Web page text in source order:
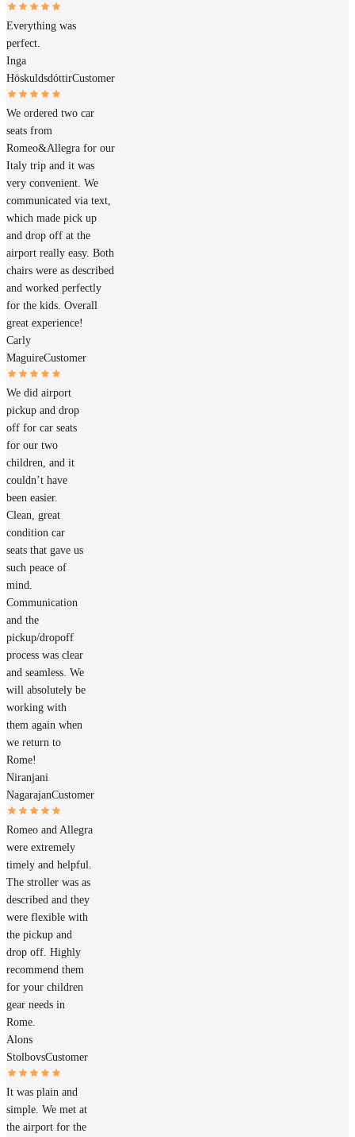
Everything was
perfect.
Inga
HöskuldsdóttirCustomer
We ordered two car
seats from
Romeo&Allegra for our
Italy trip and it was
very convenient. We
communicated via text,
which made pick up
and drop off at the
airport really easy. Both
chairs were as described
and worked perfectly
for the kids. Overall
great experience!
Carly
MaguireCustomer
We did airport
pickup and drop
off for car seats
for our two
children, and it
couldn’t have
been easier.
Clean, great
condition car
seats that gave us
such peace of
mind.
Communication
and the
pickup/dropoff
process was clear
and seamless. We
will absolutely be
working with
them again when
we return to
Rome!
Niranjani
NagarajanCustomer
Romeo and Allegra
were extremely
timely and helpful.
The stroller was as
described and they
were flexible with
the pickup and
drop off. Highly
recommend them
for your children
gear needs in
Rome.
Alons
StolbovsCustomer
It was plain and
simple. We met at
the airport for the